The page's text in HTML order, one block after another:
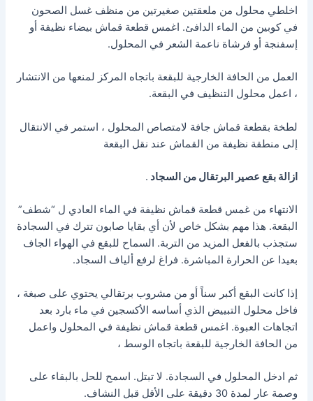
اخلطي محلول من ملعقتين صغيرتين من منظف غسل الصحون
في كوبين من الماء الدافئ. اغمس قطعة قماش بيضاء نظيفة أو
إسفنجة أو فرشاة ناعمة الشعر في المحلول.
العمل من الحافة الخارجية للبقعة باتجاه المركز لمنعها من الانتشار
، اعمل محلول التنظيف في البقعة.
لطخة بقطعة قماش جافة لامتصاص المحلول ، استمر في الانتقال
إلى منطقة نظيفة من القماش عند نقل البقعة
ازالة بقع عصير البرتقال من السجاد .
الانتهاء من غمس قطعة قماش نظيفة في الماء العادي ل “شطف”
البقعة. هذا مهم بشكل خاص لأن أي بقايا صابون تترك في السجادة
ستجذب بالفعل المزيد من التربة. السماح للبقع في الهواء الجاف
بعيدا عن الحرارة المباشرة. فراغ لرفع ألياف السجاد.
إذا كانت البقع أكبر سناً أو من مشروب برتقالي يحتوي على صبغة ،
فاخل محلول التبييض الذي أساسه الأكسجين في ماء بارد بعد
اتجاهات العبوة. اغمس قطعة قماش نظيفة في المحلول واعمل
من الحافة الخارجية للبقعة باتجاه الوسط ،
ثم ادخل المحلول في السجادة. لا تبتل. اسمح للحل بالبقاء على
وصمة عار لمدة 30 دقيقة على الأقل قبل النشاف.